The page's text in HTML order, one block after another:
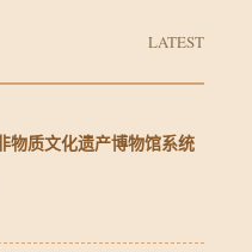
LATEST
物质文化遗产博物馆系统